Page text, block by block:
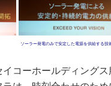
ソーラー発電のみで安定した電源を供給する技
コーホールディング